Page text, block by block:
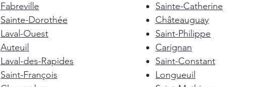
Fabreville
Sainte-Dorothée
Laval-Ouest
Auteuil
Laval-des-Rapides
Saint-François
Sainte-Catherine
Châteauguay
Saint-Philippe
Carignan
Saint-Constant
Longueuil